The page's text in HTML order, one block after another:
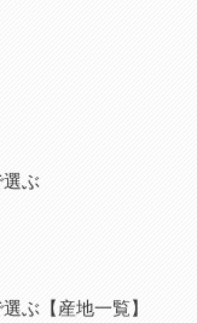
ぶ
ぶ【産地一覧】